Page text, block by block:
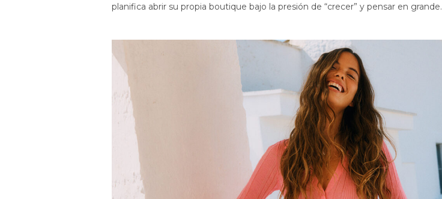
planifica abrir su propia boutique bajo la presión de “crecer” y pensar en grande.